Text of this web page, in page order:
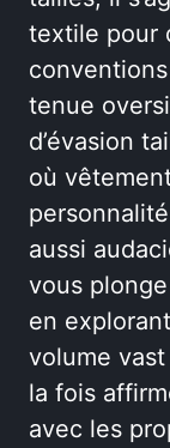
textile pour
tenue
d’évasion
où
aussi
vous
en
volume
la fois
avec les